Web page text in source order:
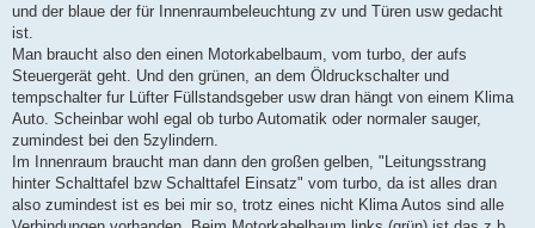
und der blaue der für Innenraumbeleuchtung zv und Türen usw gedacht
ist.
Man braucht also den einen Motorkabelbaum, vom turbo, der aufs
Steuergerät geht. Und den grünen, an dem Öldruckschalter und
tempschalter fur Lüfter Füllstandsgeber usw dran hängt von einem Klima
Auto. Scheinbar wohl egal ob turbo Automatik oder normaler sauger,
zumindest bei den 5zylindern.
Im Innenraum braucht man dann den großen gelben, "Leitungsstrang
hinter Schalttafel bzw Schalttafel Einsatz" vom turbo, da ist alles dran
also zumindest ist es bei mir so, trotz eines nicht Klima Autos sind alle